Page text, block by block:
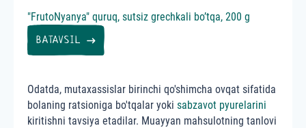
"FrutoNyanya" quruq, sutsiz grechkali bo’tqa, 200 g
BATAVSIL
Odatda, mutaxassislar birinchi qo'shimcha ovqat sifatida
bolaning ratsioniga bo'tqalar yoki sabzavot pyurelarini
kiritishni tavsiya etadilar. Muayyan mahsulotning tanlovi